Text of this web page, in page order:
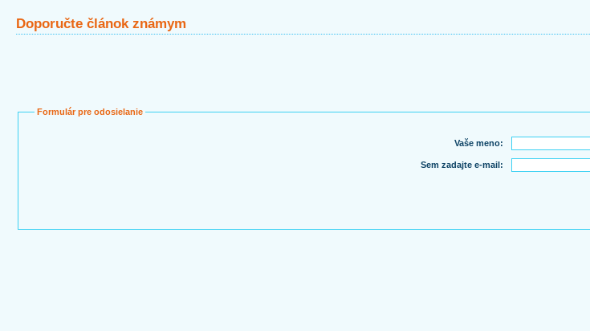
Doporučte článok známym
Formulár pre odosielanie
Vaše meno:
Sem zadajte e-mail: